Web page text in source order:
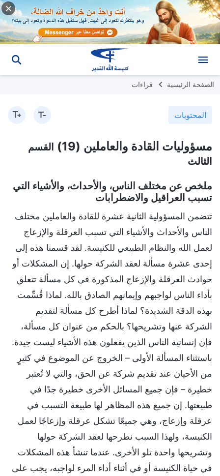
الصفحة الرئيسية قراءات
المحتويات
مسؤوليات القادة والعاملين (19)
القسم
الثالث
ملخص عن مختلف الناس، والأحداث، والأشياء التي
تسبب العراقيل والاضطرابات
تتضمن المسؤولية الثانية عشرة للقادة والعاملين مختلف
الناس والأحداث والأشياء التي تسبب العرقلة والإزعاج
لعمل الله والنظام الطبيعي للكنيسة. لقد قسمنا هذه إلى
إحدى عشرة مسألة لعقد الشركة حولها. إن المشكلات أو
حوادث العرقلة والإزعاج المذكورة في كل مسألة تتعلق
بأداء الناس لواجبهم وإيمانهم الصادق بالله. لماذا قُسِّمت
بهذه الدقة الشديدة؟ لماذا أطرح كل مسألة لتقديم
الشركة عنها وتشريحها؟ بالحكم من عنوان كل مسألة،
فإن إنسانية الناس الذين يفعلون هذه الأشياء ليست جيدة.
باستثناء المسألة الأولى – الخروج عن الموضوع في كثيرٍ
من الأحيان عند تقديم شركة عن الحق، والتي لا تُعتبر
خطيرة – فإن جميع المسائل الأخرى خطيرة جدًا في
طبيعتها. إن جميع هذه المظاهر لها طبيعة التسبب في
عرقلة وإزعاج، وهي جميعًا تشكل عرقلة وإزعاجًا لعمل
الكنيسة، ولهذا السبب نطرحها لعقد الشركة حولها
وتشريحها واحدة تلو الأخرى. عندما تنشأ هذه المشكلات
في حياة الكنيسة أو في أثناء أداء المرء لواجبه، يجب على